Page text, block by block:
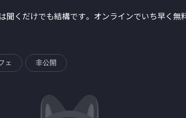
聞くだけでも結構です。オンラインでいち早く
ェ 非公開